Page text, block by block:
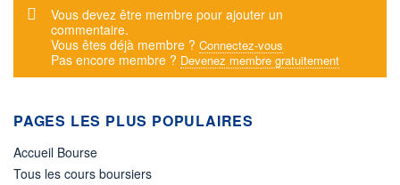
Message d'alerte
Vous devez être membre pour ajouter un
commentaire.
Vous êtes déjà membre ? Connectez-vous
Pas encore membre ? Devenez membre gratuitement
PAGES LES PLUS POPULAIRES
Accueil Bourse
Tous les cours boursiers